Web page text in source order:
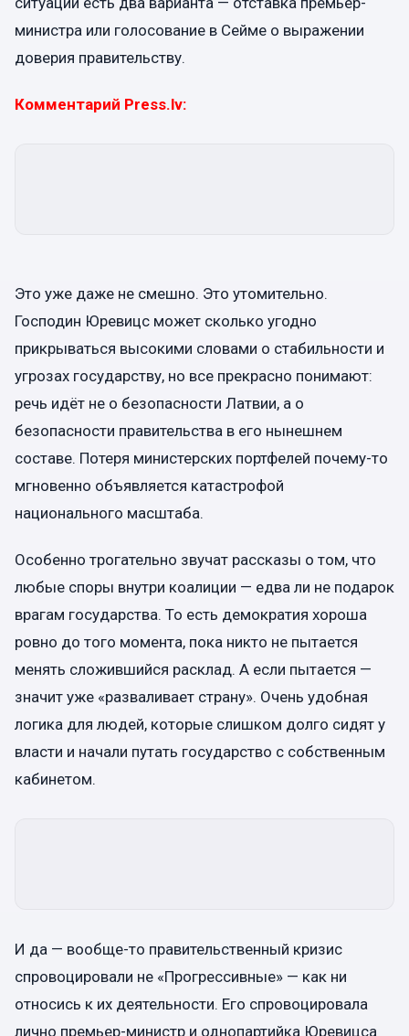
министра или голосование в Сейме о выражении
доверия правительству.
Комментарий Press.lv:
Это уже даже не смешно. Это утомительно.
Господин Юревицс может сколько угодно
прикрываться высокими словами о стабильности и
угрозах государству, но все прекрасно понимают:
речь идёт не о безопасности Латвии, а о
безопасности правительства в его нынешнем
составе. Потеря министерских портфелей почему-то
мгновенно объявляется катастрофой
национального масштаба.
Особенно трогательно звучат рассказы о том, что
любые споры внутри коалиции — едва ли не подарок
врагам государства. То есть демократия хороша
ровно до того момента, пока никто не пытается
менять сложившийся расклад. А если пытается —
значит уже «разваливает страну». Очень удобная
логика для людей, которые слишком долго сидят у
власти и начали путать государство с собственным
кабинетом.
И да — вообще-то правительственный кризис
спровоцировали не «Прогрессивные» — как ни
относись к их деятельности. Его спровоцировала
лично премьер-министр и однопартийка Юревицса